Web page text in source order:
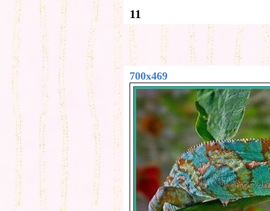
11
700x469